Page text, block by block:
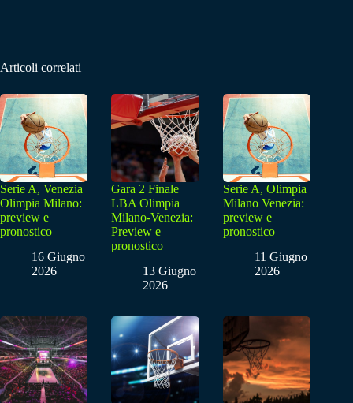
Articoli correlati
Serie A, Venezia
Olimpia Milano:
preview e
pronostico
16 Giugno
2026
Gara 2 Finale
LBA Olimpia
Milano-Venezia:
Preview e
pronostico
13 Giugno
2026
Serie A, Olimpia
Milano Venezia:
preview e
pronostico
11 Giugno
2026